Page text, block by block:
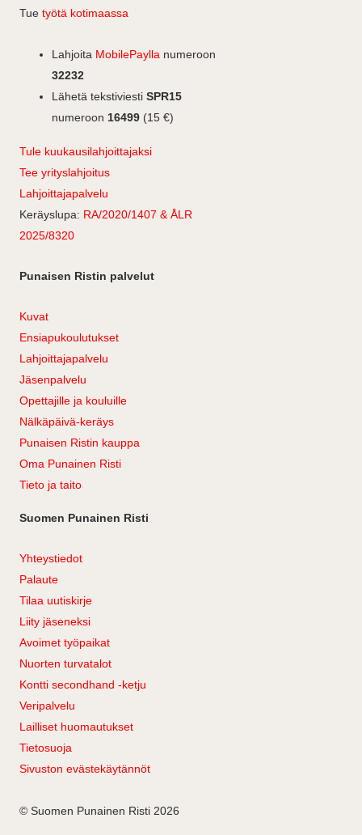
Tue työtä kotimaassa
Lahjoita MobilePaylla numeroon
32232
Lähetä tekstiviesti SPR15
numeroon 16499 (15 €)
Tule kuukausilahjoittajaksi
Tee yrityslahjoitus
Lahjoittajapalvelu
Keräyslupa: RA/2020/1407 & ÅLR
2025/8320
Punaisen Ristin palvelut
Kuvat
Ensiapukoulutukset
Lahjoittajapalvelu
Jäsenpalvelu
Opettajille ja kouluille
Nälkäpäivä-keräys
Punaisen Ristin kauppa
Oma Punainen Risti
Tieto ja taito
Suomen Punainen Risti
Yhteystiedot
Palaute
Tilaa uutiskirje
Liity jäseneksi
Avoimet työpaikat
Nuorten turvatalot
Kontti secondhand -ketju
Veripalvelu
Lailliset huomautukset
Tietosuoja
Sivuston evästekäytännöt
© Suomen Punainen Risti 2026